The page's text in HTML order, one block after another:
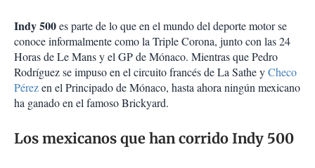
Indy 500es parte de lo que en el mundo del deporte motor se
conoce informalmente como la Triple Corona, junto con las 24
Horas de Le Mans y el GP de Mónaco. Mientras que Pedro
Rodríguez se impuso en el circuito francés de La Sathe yCheco
Pérezen el Principado de Mónaco, hasta ahora ningún mexicano
ha ganado en el famoso Brickyard.
Los mexicanos que han corrido Indy 500